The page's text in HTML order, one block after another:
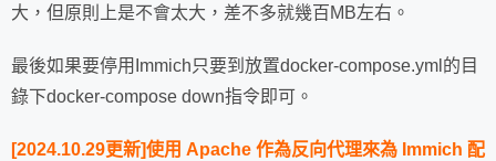
大，但原則上是不會太大，差不多就幾百MB左右。
最後如果要停用Immich只要到放置docker-compose.yml的目
錄下docker-compose down指令即可。
[2024.10.29更新]使用 Apache 作為反向代理來為 Immich 配